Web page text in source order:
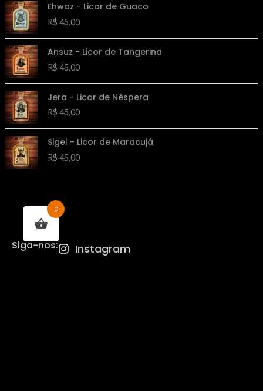
Ehwaz - Licor de Guaco
R$ 45,00
Ansuz - Licor de Tangerina
R$ 45,00
Jera - Licor de Nêspera
R$ 45,00
Sigel - Licor de Maracujá
R$ 45,00
Siga-nos: Instagram
0